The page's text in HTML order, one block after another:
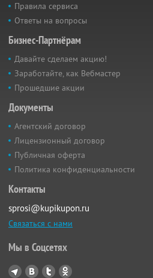
Правила сервиса
Ответы на вопросы
Бизнес-Партнёрам
Давайте сделаем акцию!
Заработайте, как Вебмастер
Прошедшие акции
Документы
Агентский договор
Лицензионный договор
Публичная оферта
Политика конфиденциальности
Контакты
sprosi@kupikupon.ru
Связаться с нами
Мы в Соцсетях